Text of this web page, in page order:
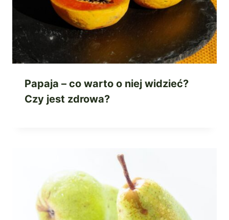
Papaja – co warto o niej widzieć?
Czy jest zdrowa?